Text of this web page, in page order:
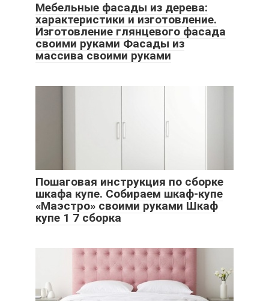
Мебельные фасады из дерева:
характеристики и изготовление.
Изготовление глянцевого фасада
своими руками Фасады из
массива своими руками
Пошаговая инструкция по сборке
шкафа купе. Собираем шкаф-купе
«Маэстро» своими руками Шкаф
купе 1 7 сборка